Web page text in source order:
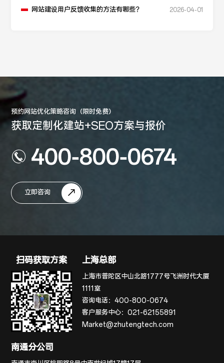
网站建设用户反馈收集的方法有哪些？ 2026-04-01
预约网站优化策略咨询（限时免费）
获取定制化建站+SEO方案与报价
400-800-0674
立即咨询
扫码获取方案 上海总部
上海市普陀区中山北路1777号飞洲时代大厦
1111室
咨询电话：400-800-0674
客户服务中心：021-62155891
Market@zhutengtech.com
南通分公司